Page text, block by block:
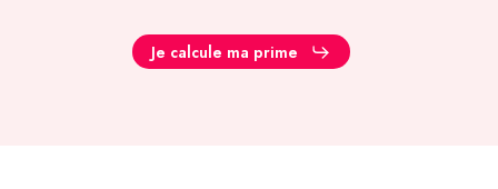
Je calcule ma prime